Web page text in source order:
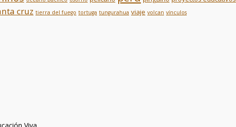
cruz tierra del fuego tortuga tungurahua viaje volcan vínculos